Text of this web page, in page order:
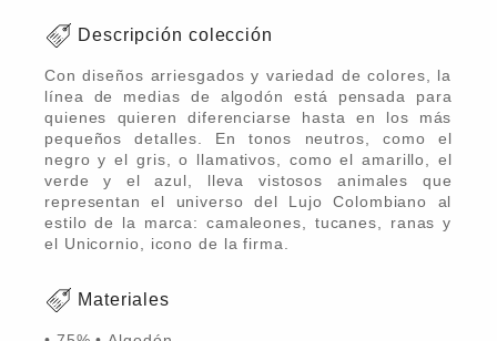
Descripción colección
Con diseños arriesgados y variedad de colores, la
línea de medias de algodón está pensada para
quienes quieren diferenciarse hasta en los más
pequeños detalles. En tonos neutros, como el
negro y el gris, o llamativos, como el amarillo, el
verde y el azul, lleva vistosos animales que
representan el universo del Lujo Colombiano al
estilo de la marca: camaleones, tucanes, ranas y
el Unicornio, icono de la firma.
Materiales